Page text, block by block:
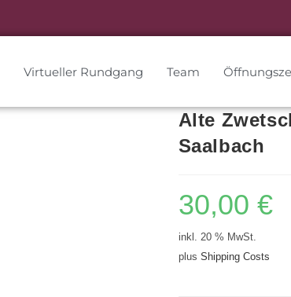
Virtueller Rundgang Team
Alte
Saalbach
30,00 €
inkl. 20 % MwSt.
plus Shipping Costs